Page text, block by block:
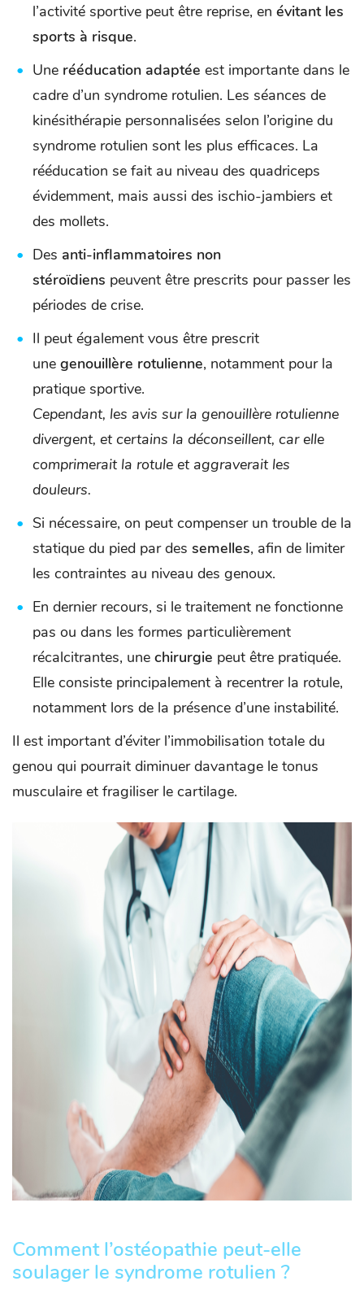
l’activité sportive peut être reprise, en évitant les
sports à risque.
Une rééducation adaptée est importante dans le
cadre d’un syndrome rotulien. Les séances de
kinésithérapie personnalisées selon l’origine du
syndrome rotulien sont les plus efficaces. La
rééducation se fait au niveau des quadriceps
évidemment, mais aussi des ischio-jambiers et
des mollets.
Des anti-inflammatoires non
stéroïdiens peuvent être prescrits pour passer les
périodes de crise.
Il peut également vous être prescrit
une genouillère rotulienne, notamment pour la
pratique sportive.
Cependant, les avis sur la genouillère rotulienne
divergent, et certains la déconseillent, car elle
comprimerait la rotule et aggraverait les
douleurs.
Si nécessaire, on peut compenser un trouble de la
statique du pied par des semelles, afin de limiter
les contraintes au niveau des genoux.
En dernier recours, si le traitement ne fonctionne
pas ou dans les formes particulièrement
récalcitrantes, une chirurgie peut être pratiquée.
Elle consiste principalement à recentrer la rotule,
notamment lors de la présence d’une instabilité.
Il est important d’éviter l’immobilisation totale du
genou qui pourrait diminuer davantage le tonus
musculaire et fragiliser le cartilage.
Comment l’ostéopathie peut-elle
soulager le syndrome rotulien ?